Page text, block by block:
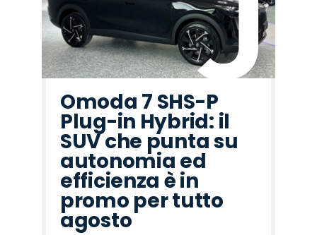
Omoda 7 SHS-P
Plug-in Hybrid: il
SUV che punta su
autonomia ed
efficienza è in
promo per tutto
agosto